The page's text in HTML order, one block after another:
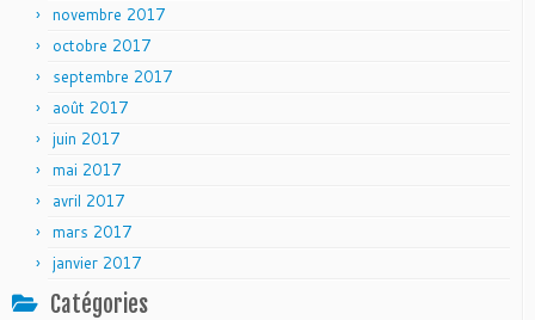
novembre 2017
octobre 2017
septembre 2017
août 2017
juin 2017
mai 2017
avril 2017
mars 2017
janvier 2017
Catégories